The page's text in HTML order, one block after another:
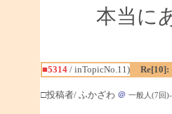
本当に
■5314/ inTopicNo.11) Re[10]:
□投稿者/ ふかざわ ＠ 一般人(7回